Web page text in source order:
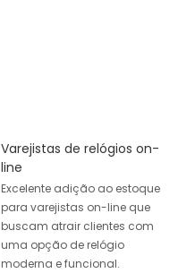
Varejistas de relógios on-
line
Excelente adição ao estoque
para varejistas on-line que
buscam atrair clientes com
uma opção de relógio
moderna e funcional.